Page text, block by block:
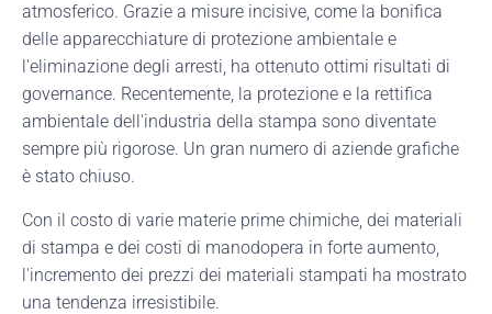
atmosferico. Grazie a misure incisive, come la bonifica
delle apparecchiature di protezione ambientale e
l'eliminazione degli arresti, ha ottenuto ottimi risultati di
governance. Recentemente, la protezione e la rettifica
ambientale dell'industria della stampa sono diventate
sempre più rigorose. Un gran numero di aziende grafiche
è stato chiuso.
Con il costo di varie materie prime chimiche, dei materiali
di stampa e dei costi di manodopera in forte aumento,
l'incremento dei prezzi dei materiali stampati ha mostrato
una tendenza irresistibile.